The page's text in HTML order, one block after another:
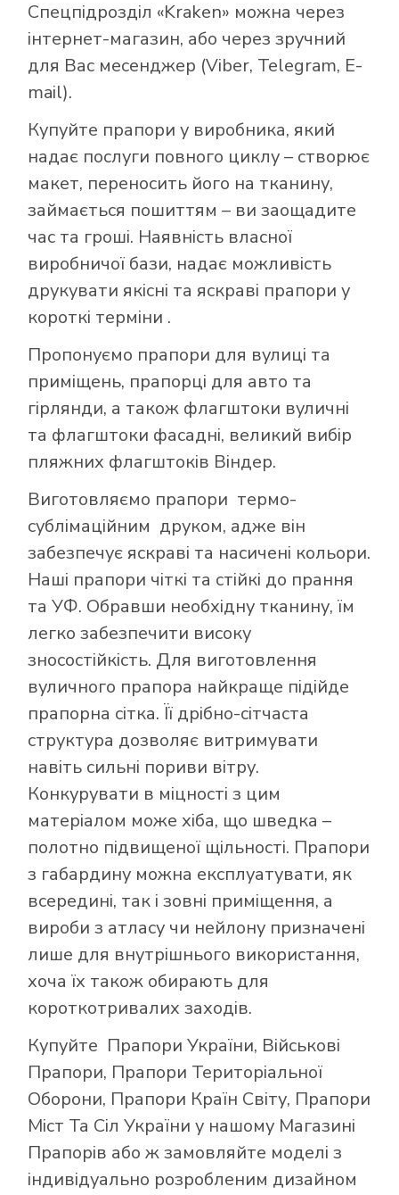
Спецпідрозділ «Kraken» можна через
інтернет-магазин, або через зручний
для Вас месенджер (Viber, Telegram, E-
mail).
Купуйте прапори у виробника, який
надає послуги повного циклу – створює
макет, переносить його на тканину,
займається пошиттям – ви заощадите
час та гроші. Наявність власної
виробничої бази, надає можливість
друкувати якісні та яскраві прапори у
короткі терміни .
Пропонуємо прапори для вулиці та
приміщень, прапорці для авто та
гірлянди, а також флагштоки вуличні
та флагштоки фасадні, великий вибір
пляжних флагштоків Віндер.
Виготовляємо прапори термо-
сублімаційним друком, адже він
забезпечує яскраві та насичені кольори.
Наші прапори чіткі та стійкі до прання
та УФ. Обравши необхідну тканину, їм
легко забезпечити високу
зносостійкість. Для виготовлення
вуличного прапора найкраще підійде
прапорна сітка. Її дрібно-сітчаста
структура дозволяє витримувати
навіть сильні пориви вітру.
Конкурувати в міцності з цим
матеріалом може хіба, що шведка –
полотно підвищеної щільності. Прапори
з габардину можна експлуатувати, як
всередині, так і зовні приміщення, а
вироби з атласу чи нейлону призначені
лише для внутрішнього використання,
хоча їх також обирають для
короткотривалих заходів.
Купуйте Прапори України, Військові
Прапори, Прапори Територіальної
Оборони, Прапори Країн Світу, Прапори
Міст Та Сіл України у нашому Магазині
Прапорів або ж замовляйте моделі з
індивідуально розробленим дизайном